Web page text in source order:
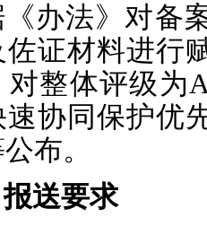
办法》对备
佐证材料进行
对整体评级为
速协同保护优
布。
报送要求